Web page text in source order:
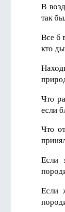
В
так
Все б
кто
Что
если
Что
Если
Если